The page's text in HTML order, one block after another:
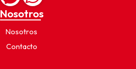
Nosotros
Nosotros
Contacto